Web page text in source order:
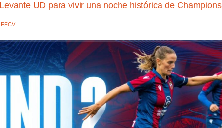
UD para vivir una noche histórica de Champions
FFCV